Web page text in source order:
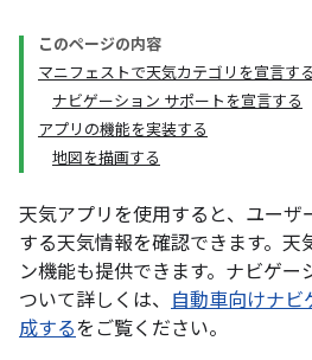
このページの内容
マニフェストで天気カテゴリを宣言する
ナビゲーション サポートを宣言する
アプリの機能を実装する
地図を描画する
天気アプリを使用すると、ユーザ
する天気情報を確認できます。天
ン機能も提供できます。ナビゲー
ついて詳しくは、 自動車向けナビ
成するをご覧ください。